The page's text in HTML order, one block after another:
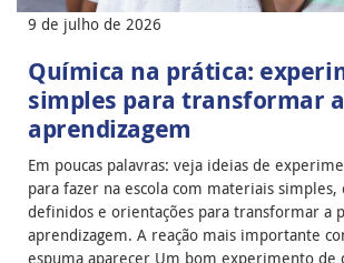
9 de julho de 2026
Química na prática:
simples para transformar a
aprendizagem
Em poucas palavras: veja ideias de
para fazer na escola com materiais simples,
definidos e orientações para transformar a
aprendizagem. A reação mais importante
espuma aparecer Um bom experimento de